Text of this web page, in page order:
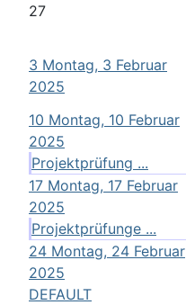
27
3 Montag, 3 Februar
2025
10 Montag, 10 Februar
2025
Projektprüfung ...
17 Montag, 17 Februar
2025
Projektprüfunge ...
24 Montag, 24 Februar
2025
DEFAULT